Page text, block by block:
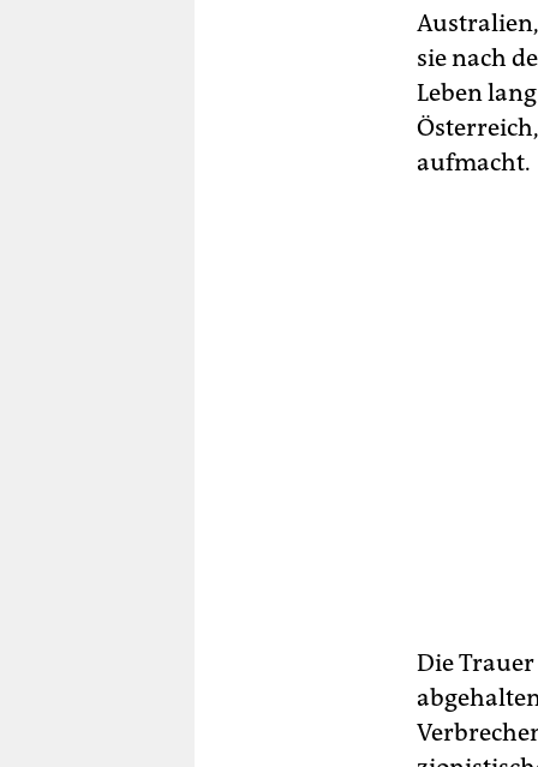
sie nach
Leben
aufmacht.
Die